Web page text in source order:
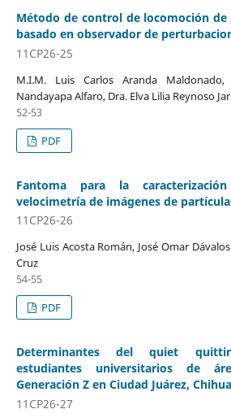
Método de control de locomoción
basado en observador de
11CP26-25
M.I.M. Luis Carlos Aranda
Nandayapa Alfaro, Dra. Elva Lilia Reynoso
52-53
PDF
Fantoma para la
velocimetría de imágenes de
11CP26-26
José Luis Acosta Román, José Omar
Cruz
54-55
PDF
Determinantes del quiet
estudiantes universitarios de
Generación Z en Ciudad Juárez,
11CP26-27